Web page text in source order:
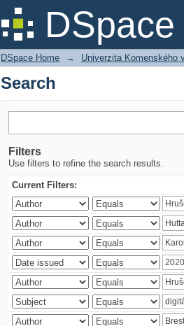
Search
DSpace Home → Univerzita Komenského
Search
Filters
Use filters to refine the search results.
Current Filters: